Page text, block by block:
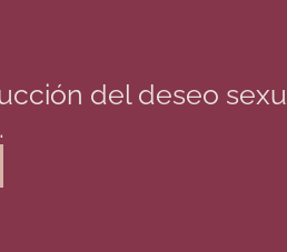
del deseo